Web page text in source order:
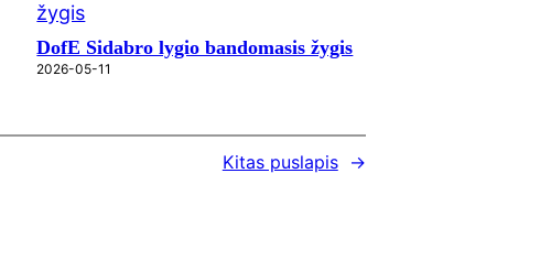
DofE Sidabro lygio bandomasis žygis
2026-05-11
Kitas puslapis →